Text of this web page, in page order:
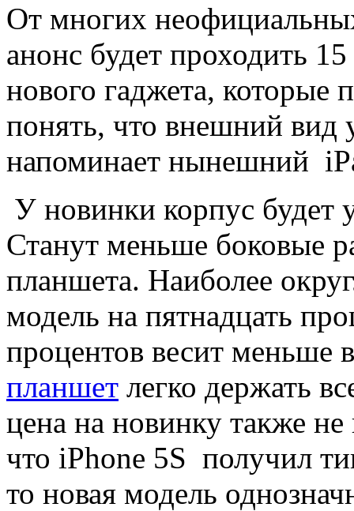
От многих
анонс будет проходить
нового гаджета, которые
понять, что внешний вид
напоминает нынешний
У новинки корпус будет
Станут меньше боковые
планшета. Наиболее
модель на пятнадцать
процентов весит меньше
планшет легко держать
цена на новинку также
что iPhone 5S получил
то новая модель